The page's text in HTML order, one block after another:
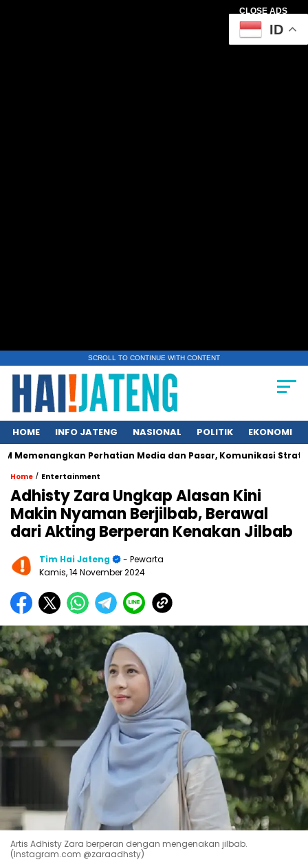
CLOSE ADS
SCROLL TO CONTINUE WITH CONTENT
HOME INFO JATENG NASIONAL POLITIK EKONOMI
Perhatian Media dan Pasar, Komunikasi Strategis
Home / Entertainment
Adhisty Zara Ungkap Alasan Kini
Makin Nyaman Berjilbab, Berawal
dari Akting Berperan Kenakan Jilbab
Tim Hai Jateng
- Pewarta
Kamis, 14 November 2024
Artis Adhisty Zara berperan dengan mengenakan jilbab.
(Instagram.com @zaraadhsty)
ID